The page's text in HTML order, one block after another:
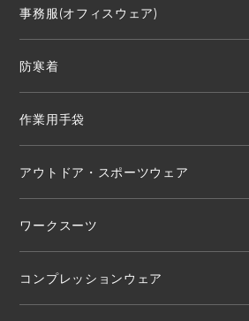
事務服(オフィスウェア)
防寒着
作業用手袋
アウトドア・スポーツウェア
ワークスーツ
コンプレッションウェア